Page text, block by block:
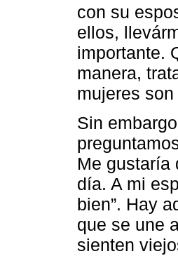
con su
ellos,
importante.
manera,
mujeres
Sin
Me gustaría
día. A mi
bien”. Hay
que se une
sienten